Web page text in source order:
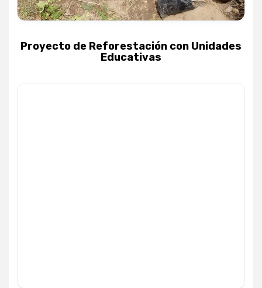
Proyecto de Reforestación con Unidades
Educativas